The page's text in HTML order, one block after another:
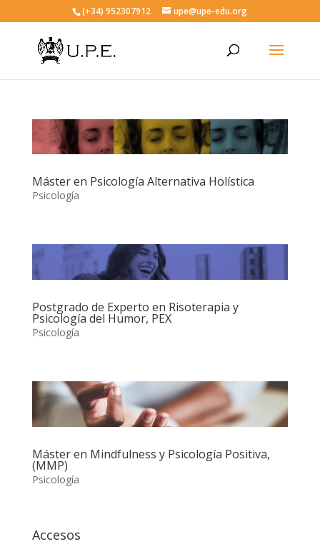
(+34) 952307912 upe@upe-edu.org
Máster en Psicología Alternativa Holística
Psicología
Postgrado de Experto en Risoterapia y
Psicología del Humor, PEX
Psicología
Máster en Mindfulness y Psicología Positiva,
(MMP)
Psicología
Accesos